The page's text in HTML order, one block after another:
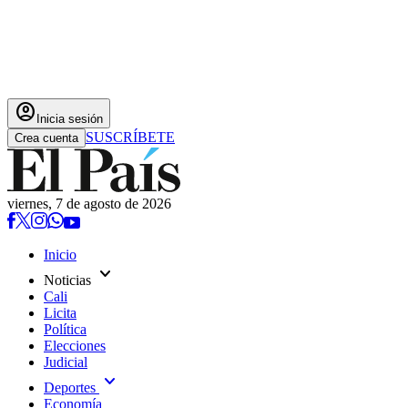
account_circle Inicia sesión
Crea cuenta SUSCRÍBETE
viernes, 7 de agosto de 2026
Inicio
Noticias expand_more
Cali
Licita
Política
Elecciones
Judicial
Deportes expand_more
Economía